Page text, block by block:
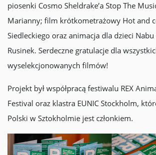
piosenki Cosmo Sheldrake’a Stop The
Marianny; film krótkometrażowy Hot and
Siedleckiego oraz animacja dla dzieci Nabu
Rusinek. Serdeczne gratulacje dla
wyselekcjonowanych filmów!
Projekt był współpracą festiwalu REX
Festival oraz klastra EUNIC Stockholm,
Polski w Sztokholmie jest członkiem.